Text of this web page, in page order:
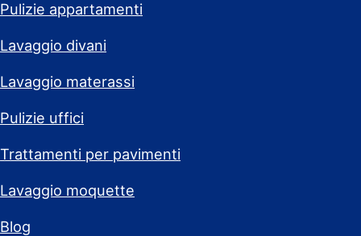
Pulizie appartamenti
Lavaggio divani
Lavaggio materassi
Pulizie uffici
Trattamenti per pavimenti
Lavaggio moquette
Blog